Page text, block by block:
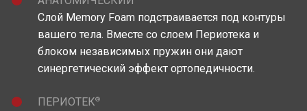
Слой Memory Foam подстраивается под контуры
вашего тела. Вместе со слоем Периотека и
блоком независимых пружин они дают
синергетический эффект ортопедичности.
ПЕРИОТЕК®